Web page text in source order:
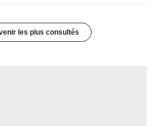
les plus consultés